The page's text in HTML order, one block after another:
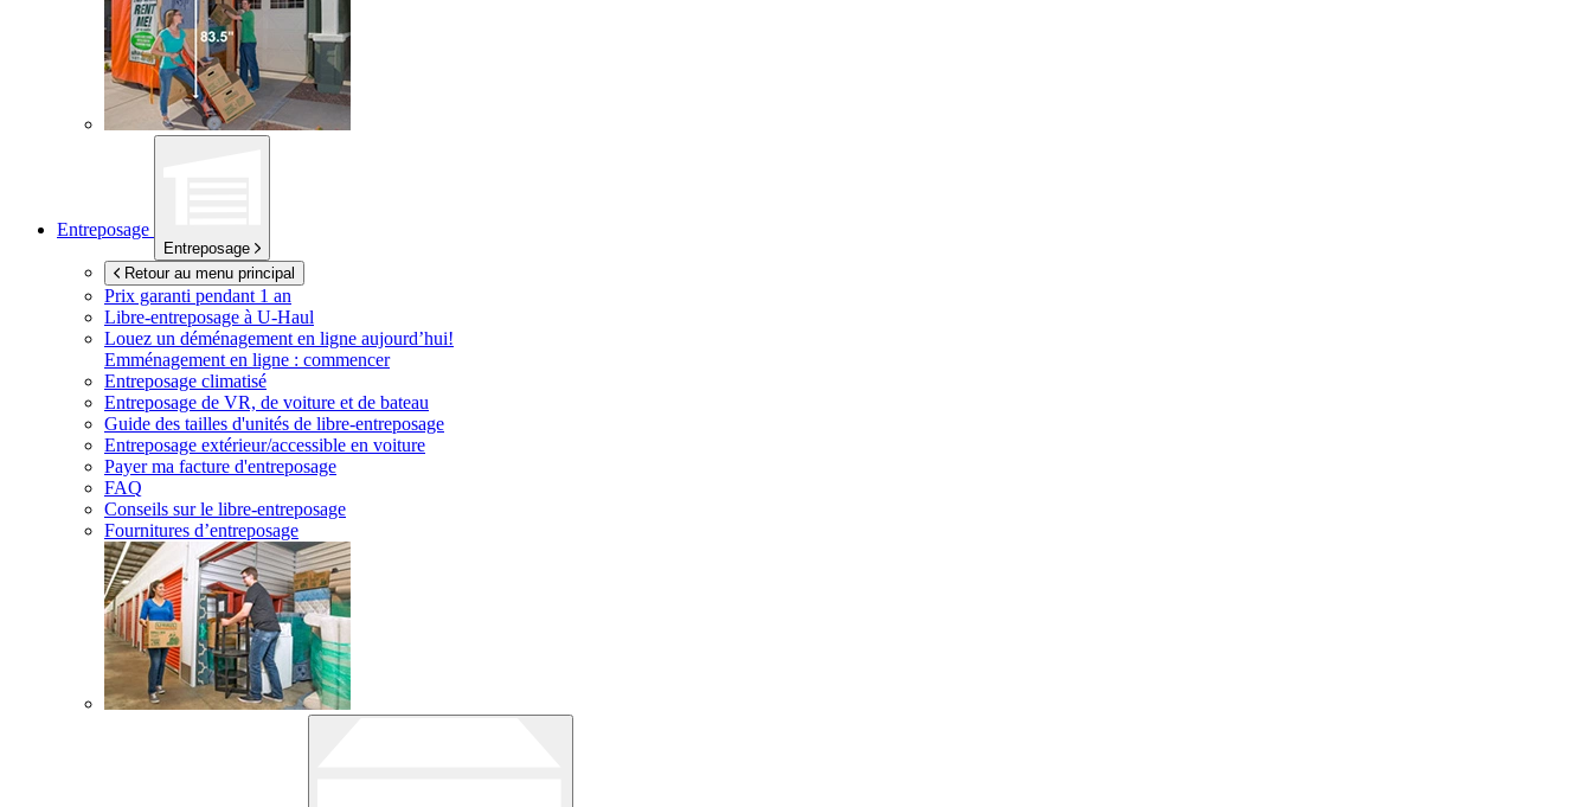
Entreposage
Entreposage
Retour au menu principal
Prix garanti pendant 1 an
Libre-entreposage à U-Haul
Louez un déménagement en ligne aujourd’hui!
Emménagement en ligne : commencer
Entreposage climatisé
Entreposage de VR, de voiture et de bateau
Guide des tailles d'unités de libre-entreposage
Entreposage extérieur/accessible en voiture
Payer ma facture d'entreposage
FAQ
Conseils sur le libre-entreposage
Fournitures d’entreposage